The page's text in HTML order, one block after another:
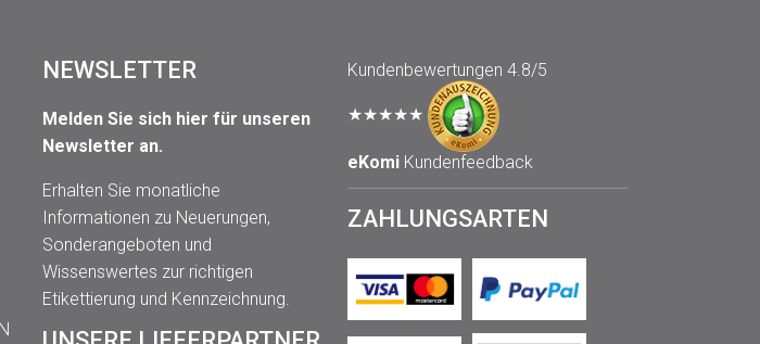
NEWSLETTER
Melden Sie sich hier für unseren
Newsletter an.
Erhalten Sie monatliche
Informationen zu Neuerungen,
Sonderangeboten und
Wissenswertes zur richtigen
Etikettierung und Kennzeichnung.
Kundenbewertungen 4.8/5
★★★★★
eKomiKundenfeedback
ZAHLUNGSARTEN